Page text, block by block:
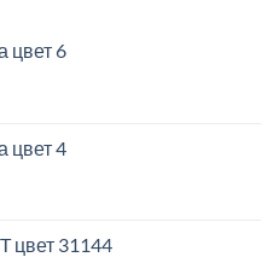
цвет 6
цвет 4
цвет 31144